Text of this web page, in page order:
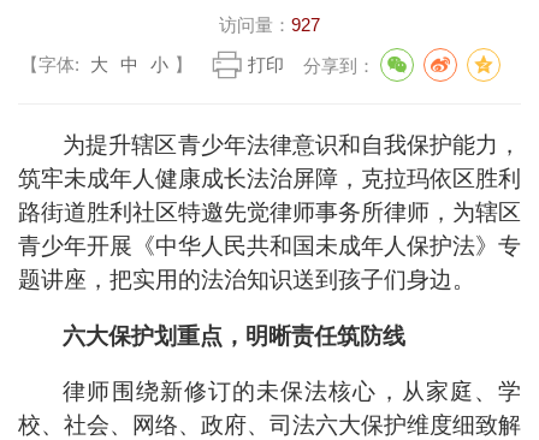
访问量： 927
【字体:
大 中 小 】 打印 分享到：
为提升辖区青少年法律意识和自我保护能力，
筑牢未成年人健康成长法治屏障，克拉玛依区胜利
路街道胜利社区特邀先觉律师事务所律师，为辖区
青少年开展《中华人民共和国未成年人保护法》专
题讲座，把实用的法治知识送到孩子们身边。
六大保护划重点，明晰责任筑防线
律师围绕新修订的未保法核心，从家庭、学
校、社会、网络、政府、司法六大保护维度细致解